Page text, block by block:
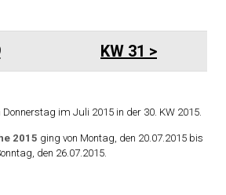
KW 31
Donnerstag im Juli 2015 in der 30. KW 2015.
2015 ging von Montag, den 20.07.2015 bis
den 26.07.2015.